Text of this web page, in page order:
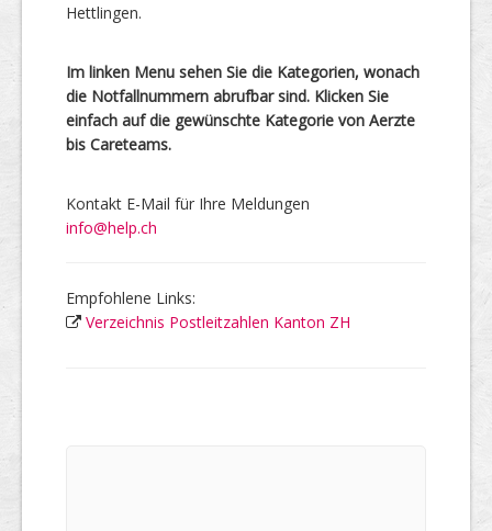
Hettlingen.
Im linken Menu sehen Sie die Kategorien, wonach
die Notfallnummern abrufbar sind. Klicken Sie
einfach auf die gewünschte Kategorie von Aerzte
bis Careteams.
Kontakt E-Mail für Ihre Meldungen
info@help.ch
Empfohlene Links:
Verzeichnis Postleitzahlen Kanton ZH